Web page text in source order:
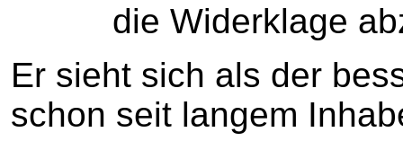
die Widerklage
Er sieht sich als der
schon seit langem